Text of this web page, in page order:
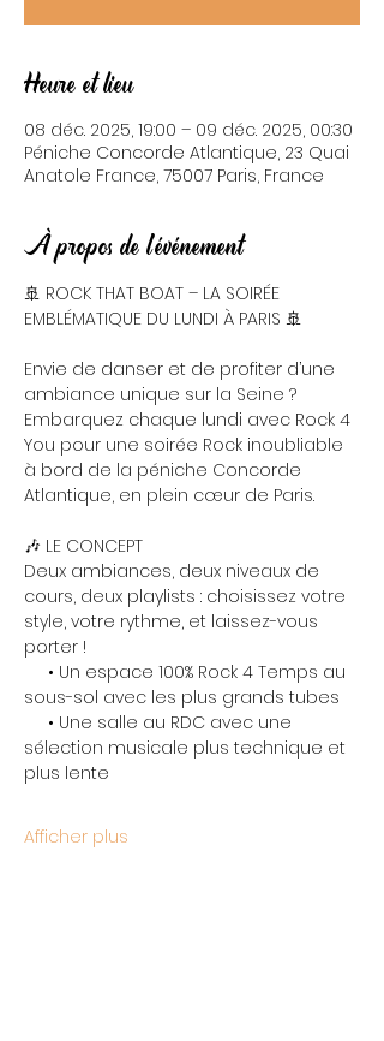
Heure et lieu
08 déc. 2025, 19:00 – 09 déc. 2025, 00:30
Péniche Concorde Atlantique, 23 Quai
Anatole France, 75007 Paris, France
À propos de l'événement
🚢 ROCK THAT BOAT – LA SOIRÉE
EMBLÉMATIQUE DU LUNDI À PARIS 🚢
Envie de danser et de profiter d’une
ambiance unique sur la Seine ?
Embarquez chaque lundi avec Rock 4
You pour une soirée Rock inoubliable
à bord de la péniche Concorde
Atlantique, en plein cœur de Paris.
🎶 LE CONCEPT
Deux ambiances, deux niveaux de
cours, deux playlists : choisissez votre
style, votre rythme, et laissez-vous
porter !
• Un espace 100% Rock 4 Temps au
sous-sol avec les plus grands tubes
• Une salle au RDC avec une
sélection musicale plus technique et
plus lente
Afficher plus